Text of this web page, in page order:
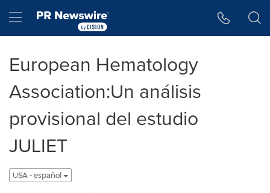
Hamburger menu
European Hematology
Association:Un análisis
provisional del estudio
JULIET
USA - español